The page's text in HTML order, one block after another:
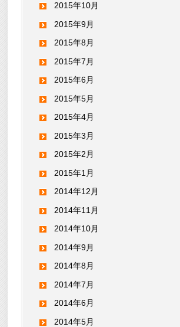
2015年10月
2015年9月
2015年8月
2015年7月
2015年6月
2015年5月
2015年4月
2015年3月
2015年2月
2015年1月
2014年12月
2014年11月
2014年10月
2014年9月
2014年8月
2014年7月
2014年6月
2014年5月